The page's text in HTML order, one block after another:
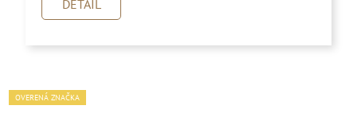
DETAIL
OVERENÁ ZNAČKA